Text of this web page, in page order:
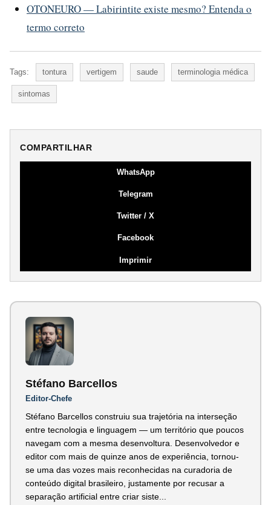
OTONEURO — Labirintite existe mesmo? Entenda o
termo correto
Tags: tontura vertigem saude terminologia médica
sintomas
COMPARTILHAR
WhatsApp
Telegram
Twitter / X
Facebook
Imprimir
Stéfano Barcellos
Editor-Chefe
Stéfano Barcellos construiu sua trajetória na interseção
entre tecnologia e linguagem — um território que poucos
navegam com a mesma desenvoltura. Desenvolvedor e
editor com mais de quinze anos de experiência, tornou-
se uma das vozes mais reconhecidas na curadoria de
conteúdo digital brasileiro, justamente por recusar a
separação artificial entre criar siste...